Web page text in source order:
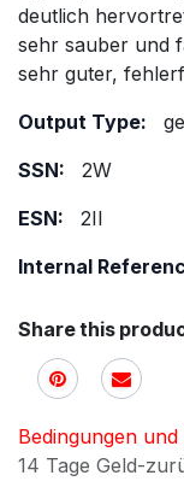
deutlich
sehr sauber und
sehr guter,
Output Type:
SSN:
2W
ESN:
2II
Internal
Share this
Bedingungen
14 Tage Geld-